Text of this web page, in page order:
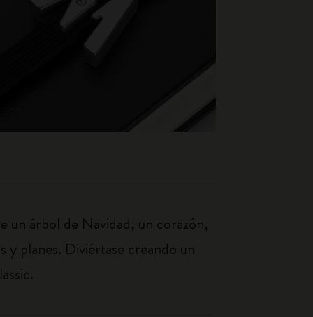
un árbol de Navidad, un corazón,
y planes. Diviértase creando un